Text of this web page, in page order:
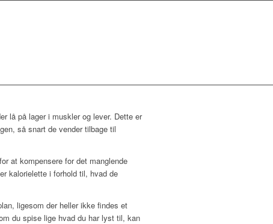
lå på lager i muskler og lever. Dette er
så snart de vender tilbage til
at kompensere for det manglende
kalorielette i forhold til, hvad de
ligesom der heller ikke findes et
du spise lige hvad du har lyst til, kan